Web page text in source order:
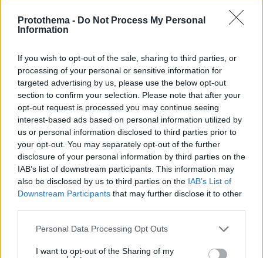
Protothema - Do Not Process My Personal
Information
If you wish to opt-out of the sale, sharing to third parties, or
processing of your personal or sensitive information for
targeted advertising by us, please use the below opt-out
section to confirm your selection. Please note that after your
opt-out request is processed you may continue seeing
interest-based ads based on personal information utilized by
us or personal information disclosed to third parties prior to
your opt-out. You may separately opt-out of the further
disclosure of your personal information by third parties on the
IAB’s list of downstream participants. This information may
also be disclosed by us to third parties on the IAB’s List of
Downstream Participants that may further disclose it to other
Please note that this website/app uses one or more Google
not limited to your visit or usage behaviour. You may click to
Personal Data Processing Opt Outs
I want to opt-out of the Sharing of my
Η καλή υγεία ξεκινάει από το στόμα- 5 πράγματα που θα
πριν 36 λεπτά
Διεθνές Ινστιτούτο Στρατηγικών Μελετών: Ανέτοιμη η
Ευρώπη για ρωσικές επιθέσεις με μη επανδρωμένα
αεροσκάφη
πριν 41 λεπτά
ΔΕΙΤΕ ΟΛΕΣ ΤΙΣ ΕΙΔΗΣΕΙΣ
ΤΑ ΠΙΟ ΔΗΜΟΦΙΛΗ